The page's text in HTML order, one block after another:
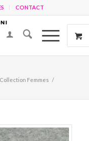
CONTACT
Collection Femmes /